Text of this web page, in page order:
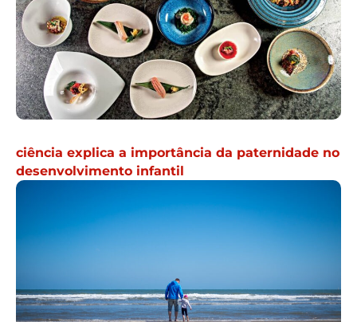
ciência explica a importância da paternidade no
desenvolvimento infantil